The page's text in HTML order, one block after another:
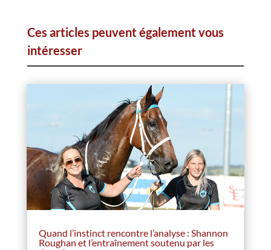
Ces articles peuvent également vous
intéresser
Quand l’instinct rencontre l’analyse : Shannon
Roughan et l’entraînement soutenu par les